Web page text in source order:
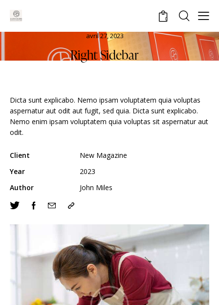
0
avril 27, 2023
Right Sidebar
Dicta sunt explicabo. Nemo ipsam voluptatem quia voluptas
aspernatur aut odit aut fugit, sed quia. Dicta sunt explicabo.
Nemo enim ipsam voluptatem quia voluptas sit aspernatur aut
odit.
Client
New Magazine
Year
2023
Author
John Miles